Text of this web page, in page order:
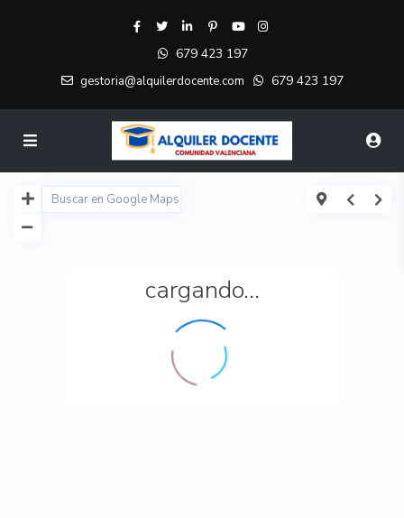
679 423 197
gestoria@alquilerdocente.com 679 423 197
cargando...